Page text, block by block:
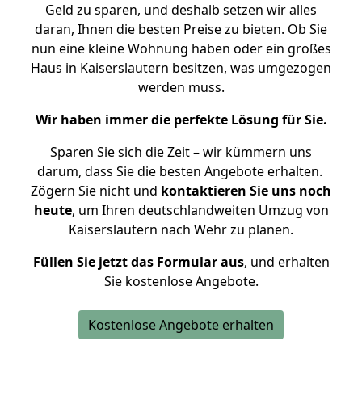
Geld zu sparen, und deshalb setzen wir alles
daran, Ihnen die besten Preise zu bieten. Ob Sie
nun eine kleine Wohnung haben oder ein großes
Haus in Kaiserslautern besitzen, was umgezogen
werden muss.
Wir haben immer die perfekte Lösung für Sie.
Sparen Sie sich die Zeit – wir kümmern uns
darum, dass Sie die besten Angebote erhalten.
Zögern Sie nicht und kontaktieren Sie uns noch
heute, um Ihren deutschlandweiten Umzug von
Kaiserslautern nach Wehr zu planen.
Füllen Sie jetzt das Formular aus, und erhalten
Sie kostenlose Angebote.
Kostenlose Angebote erhalten